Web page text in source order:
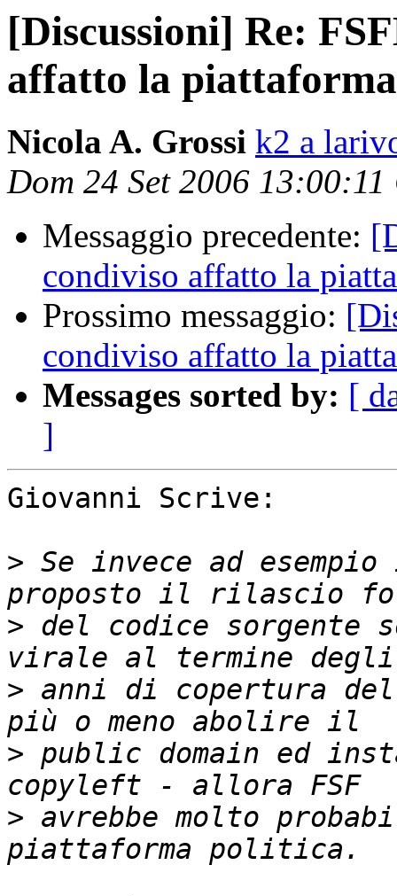
[Discussioni] Re:
affatto la
Nicola A. Grossi k2 a
Dom 24 Set 2006 13:00:11
Messaggio precedente:
condiviso affatto la
Prossimo messaggio:
condiviso affatto la
Messages sorted by: [
]
Giovanni Scrive:
> Se invece ad
> del codice sorgente
> anni di copertura
> public domain ed
> avrebbe molto